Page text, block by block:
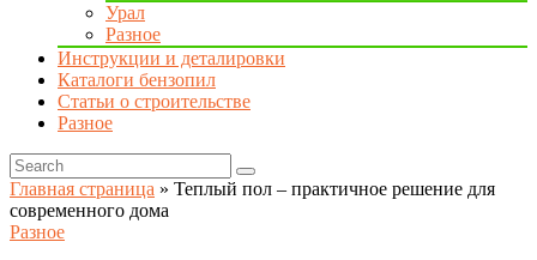
Урал
Разное
Инструкции и деталировки
Каталоги бензопил
Статьи о строительстве
Разное
Главная страница » Теплый пол – практичное решение для
современного дома
Разное